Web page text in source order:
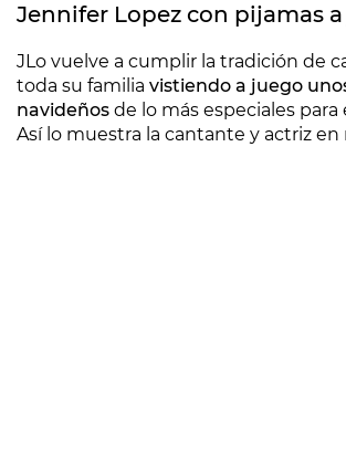
Jennifer Lopez con pijamas
JLo vuelve a cumplir la tradición de
toda su familia vistiendo a juego
navideños de lo más especiales para
Así lo muestra la cantante y actriz en